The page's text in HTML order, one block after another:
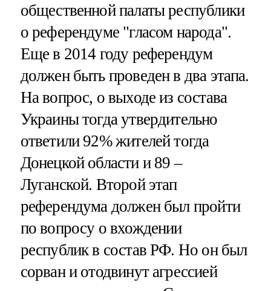
общественной палаты республики
о референдуме "гласом народа".
Еще в 2014 году референдум
должен быть проведен в два этапа.
На вопрос, о выходе из состава
Украины тогда утвердительно
ответили 92% жителей тогда
Донецкой области и 89 –
Луганской. Второй этап
референдума должен был пройти
по вопросу о вхождении
республик в состав РФ. Но он был
сорван и отодвинут агрессией